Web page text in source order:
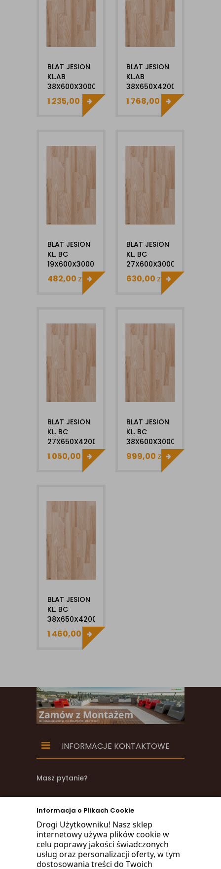
Informacja o Plikach Cookie
Drogi Użytkowniku! Nasz sklep
internetowy używa plików cookie w
celu poprawy jakości świadczonych
usług oraz personalizacji oferty, w tym
dostosowania treści do Twoich
BLAT JESION
KL.AB
38X600X3000MM
1 235,00 zł
BLAT JESION
KL.AB
38X650X4200MM
1 768,00 zł
BLAT JESION
KL. BC
19X600X3000MM
482,00 zł
BLAT JESION
KL. BC
27X600X3000MM
630,00 zł
BLAT JESION
KL. BC
27X650X4200MM
1 050,00 zł
BLAT JESION
KL. BC
38X600X3000MM
999,00 zł
BLAT JESION
KL. BC
38X650X4200MM
1 460,00 zł
INFORMACJE KONTAKTOWE
Masz pytanie?
zadzwoń
668 470 038
660 072 042
lub napisz: